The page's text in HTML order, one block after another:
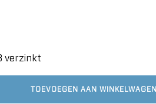
verzinkt
TOEVOEGEN AAN WINKELWAGEN